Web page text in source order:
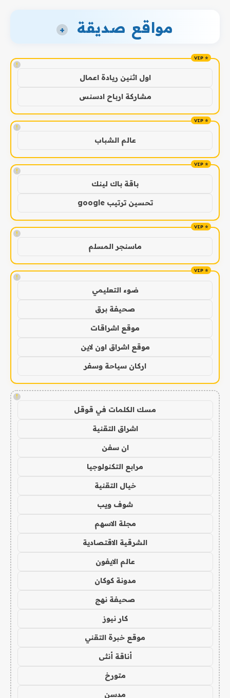
مواقع صديقة +
!
اول اثنين ريادة اعمال
مشاركة ارباح ادسنس
!
عالم الشباب
!
باقة باك لينك
تحسين ترتيب google
!
ماسنجر المسلم
!
ضوء التعليمي
صحيفة برق
موقع اشراقات
موقع اشراق اون لاين
اركان سياحة وسفر
!
مسك الكلمات في قوقل
اشراق التقنية
ان سفن
مرابع التكنولوجيا
خيال التقنية
شوف ويب
مجلة الاسهم
الشرقية الاقتصادية
عالم الايفون
مدونة كوكان
صحيفة نهج
كار نيوز
موقع خبرة التقني
أناقة أنثى
متورخ
مدسن